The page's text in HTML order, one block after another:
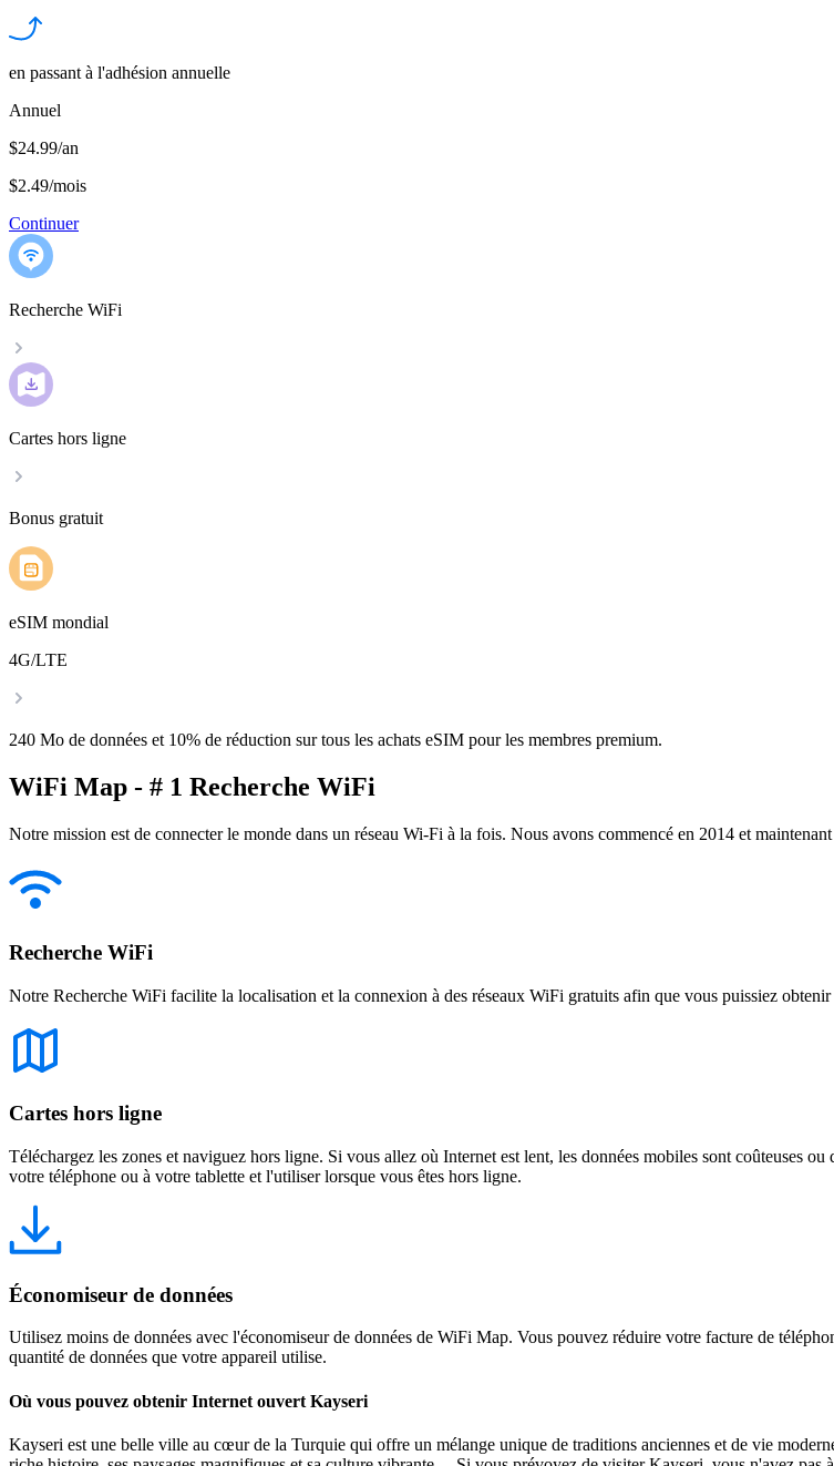
en passant à l'adhésion annuelle
Annuel
$24.99/an
$2.49/mois
Continuer
Recherche WiFi
Cartes hors ligne
Bonus gratuit
eSIM mondial
4G/LTE
240 Mo de données et 10% de réduction sur tous les achats eSIM pour les membres premium.
WiFi Map - # 1 Recherche WiFi
Notre mission est de connecter le monde dans un réseau Wi-Fi à la fois. Nous avons commencé en 2014 et
Recherche WiFi
Notre Recherche WiFi facilite la localisation et la connexion à des réseaux WiFi gratuits afin que vous puissiez
Cartes hors ligne
Téléchargez les zones et naviguez hors ligne. Si vous allez où Internet est lent, les données mobiles sont coûteuses
votre téléphone ou à votre tablette et l'utiliser lorsque vous êtes hors ligne.
Économiseur de données
Utilisez moins de données avec l'économiseur de données de WiFi Map. Vous pouvez réduire votre facture de
quantité de données que votre appareil utilise.
Où vous pouvez obtenir Internet ouvert Kayseri
Kayseri est une belle ville au cœur de la Turquie qui offre un mélange unique de traditions anciennes et de vie